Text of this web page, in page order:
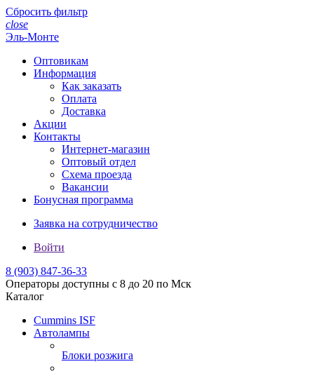
Сбросить фильтр
close
Эль-Монте
Оптовикам
Информация
Как заказать
Оплата
Доставка
Акции
Контакты
Интернет-магазин
Оптовый отдел
Схема проезда
Вакансии
Бонусная программа
Заявка на сотрудничество
Войти
8 (903) 847-36-33
Операторы доступны с 8 до 20 по Мск
Каталог
Cummins ISF
Автолампы
Блоки розжига